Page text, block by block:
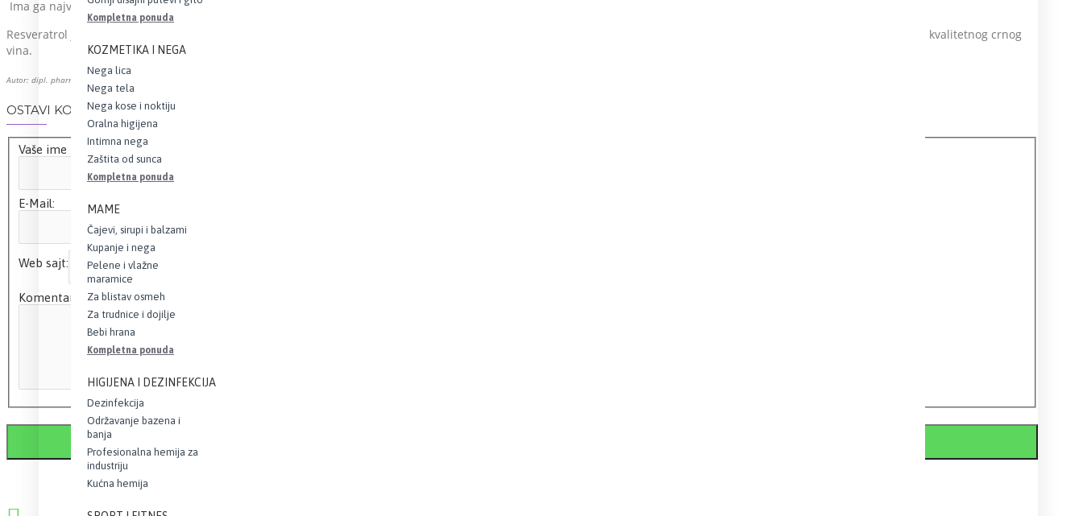
Kompletna ponuda
KOZMETIKA I NEGA
Nega lica
Nega tela
Nega kose i noktiju
Oralna higijena
Intimna nega
Zaštita od sunca
Kompletna ponuda
MAME
Čajevi, sirupi i balzami
Kupanje i nega
Pelene i vlažne
maramice
Za blistav osmeh
Za trudnice i dojilje
Bebi hrana
Kompletna ponuda
HIGIJENA I DEZINFEKCIJA
Dezinfekcija
Održavanje bazena i
banja
Profesionalna hemija za
industriju
Kućna hemija
Ima ga najviše u bobicama grožđa, duda, korenu rabarbare, kikirikiju, ananasu, malinama i kupinama.
Resveratrol je vrlo interesantna supstanca za dalja naučna ispitivanja pre svega zbog visoke biološke aktivnosti, a do tada nam preostaje da svakodnevno uživamo u čašici kvalitetnog crnog
vina.
Autor: dipl. pharm. Klara Babenjac
OSTAVI KOMENTAR
Vaše ime
E-Mail:
Web sajt:
Komentar